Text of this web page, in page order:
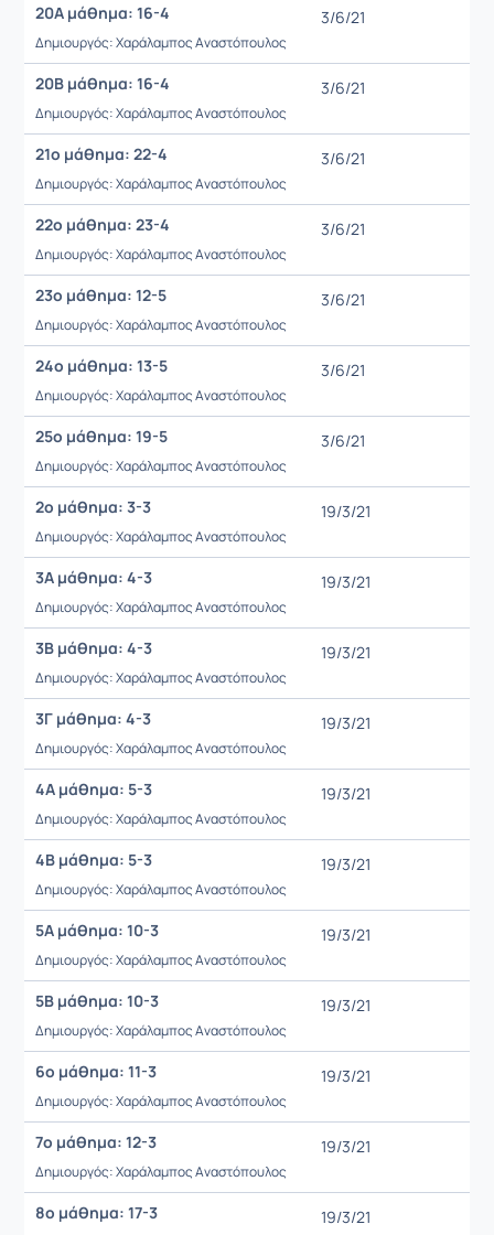
20Α μάθημα: 16-4
Δημιουργός: Χαράλαμπος Αναστόπουλος
3/6/21
20Β μάθημα: 16-4
Δημιουργός: Χαράλαμπος Αναστόπουλος
3/6/21
21o μάθημα: 22-4
Δημιουργός: Χαράλαμπος Αναστόπουλος
3/6/21
22ο μάθημα: 23-4
Δημιουργός: Χαράλαμπος Αναστόπουλος
3/6/21
23ο μάθημα: 12-5
Δημιουργός: Χαράλαμπος Αναστόπουλος
3/6/21
24ο μάθημα: 13-5
Δημιουργός: Χαράλαμπος Αναστόπουλος
3/6/21
25ο μάθημα: 19-5
Δημιουργός: Χαράλαμπος Αναστόπουλος
3/6/21
2ο μάθημα: 3-3
Δημιουργός: Χαράλαμπος Αναστόπουλος
19/3/21
3Α μάθημα: 4-3
Δημιουργός: Χαράλαμπος Αναστόπουλος
19/3/21
3Β μάθημα: 4-3
Δημιουργός: Χαράλαμπος Αναστόπουλος
19/3/21
3Γ μάθημα: 4-3
Δημιουργός: Χαράλαμπος Αναστόπουλος
19/3/21
4Α μάθημα: 5-3
Δημιουργός: Χαράλαμπος Αναστόπουλος
19/3/21
4Β μάθημα: 5-3
Δημιουργός: Χαράλαμπος Αναστόπουλος
19/3/21
5Α μάθημα: 10-3
Δημιουργός: Χαράλαμπος Αναστόπουλος
19/3/21
5Β μάθημα: 10-3
Δημιουργός: Χαράλαμπος Αναστόπουλος
19/3/21
6ο μάθημα: 11-3
Δημιουργός: Χαράλαμπος Αναστόπουλος
19/3/21
7ο μάθημα: 12-3
Δημιουργός: Χαράλαμπος Αναστόπουλος
19/3/21
8ο μάθημα: 17-3 19/3/21